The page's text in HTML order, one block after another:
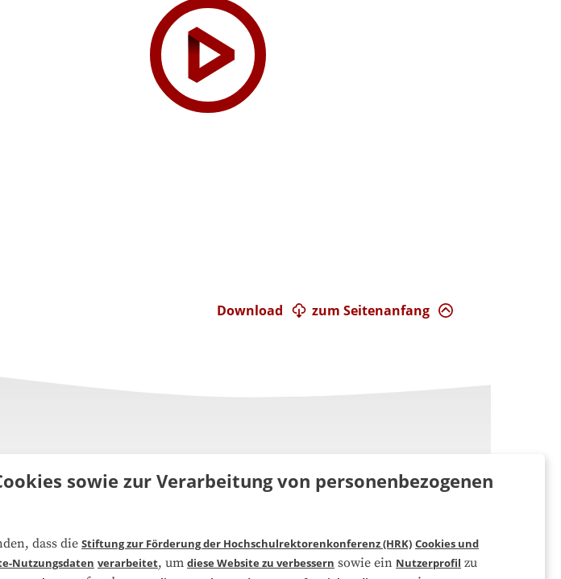
zum Seitenanfang
Download
Kooperationen
Folgen Sie uns
sowie zur Verarbeitung von personenbezogenen
dass die Stiftung zur Förderung der Hochschulrektorenkonferenz (HRK) Cookies und
Nutzungsdaten verarbeitet, um diese Website zu verbessern sowie ein Nutzerprofil zu